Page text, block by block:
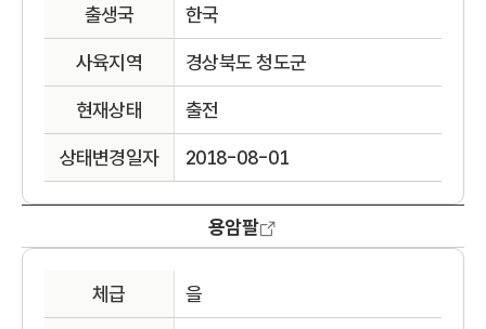
출생국 한국
사육지역 경상북도 청도군
현재상태 출전
상태변경일자 2018-08-01
용암팔
체급 을